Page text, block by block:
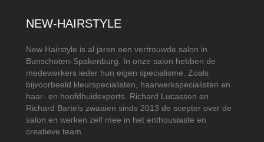
NEW-HAIRSTYLE
New Hairstyle is al jaren een vertrouwde salon in
Bunschoten-Spakenburg. In onze salon hebben de
medewerkers ieder hun eigen specialisme. Zoals
bijvoorbeeld kleurspecialisten, haarwerkspecialisten en
haar- en hoofdhuidexperts. Richard Lucassen en
Richard Bartels zwaaien sinds 2013 de scepter over de
salon en werken zelf mee in het enthousiaste en
creatieve team